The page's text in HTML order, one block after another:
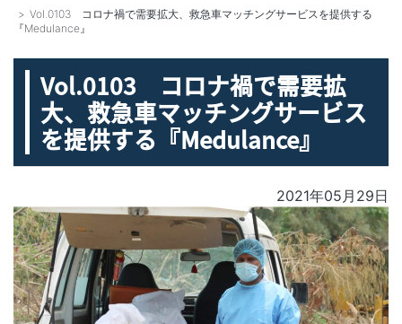
Vol.0103 コロナ禍で需要拡大、救急車マッチングサービスを提供する
『Medulance』
Vol.0103 コロナ禍で需要拡
大、救急車マッチングサービス
を提供する『Medulance』
2021年05月29日